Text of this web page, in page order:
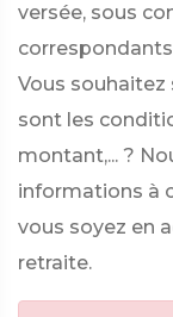
versée, sous
Vous souhaitez
sont les
montant,... ?
informations à
vous soyez en
retraite.